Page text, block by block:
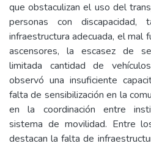
que obstaculizan el uso del
personas con
infraestructura adecuada, el mal
ascensores, la escasez de
limitada cantidad de
observó una insuficiente
falta de sensibilización en la
en la coordinación entre
sistema de movilidad. Entre
destacan la falta de